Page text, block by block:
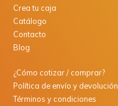
Crea tu caja
Catálogo
Contacto
Blog
¿Cómo cotizar / comprar?
Política de envío y devolución
Términos y condiciones